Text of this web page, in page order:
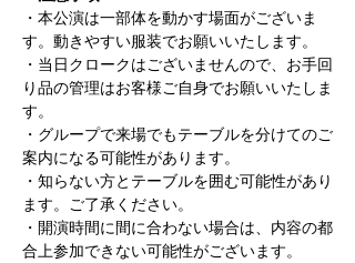
・本公演は一部体を動かす場面がございま
す。動きやすい服装でお願いいたします。
・当日クロークはございませんので、お手回
り品の管理はお客様ご自身でお願いいたしま
す。
・グループで来場でもテーブルを分けてのご
案内になる可能性があります。
・知らない方とテーブルを囲む可能性があり
ます。ご了承ください。
・開演時間に間に合わない場合は、内容の都
合上参加できない可能性がございます。